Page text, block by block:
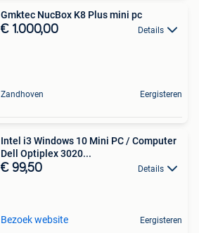
Gmktec NucBox K8 Plus mini pc
€ 1.000,00 Details
Zandhoven Eergisteren
Intel i3 Windows 10 Mini PC / Computer
Dell Optiplex 3020...
€ 99,50 Details
Bezoek website Eergisteren